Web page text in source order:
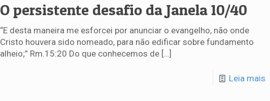
O persistente desafio da Janela 10/40
“E desta maneira me esforcei por anunciar o evangelho, não onde
Cristo houvera sido nomeado, para não edificar sobre fundamento
alheio;” Rm.15:20 Do que conhecemos de[…]
Leia mais